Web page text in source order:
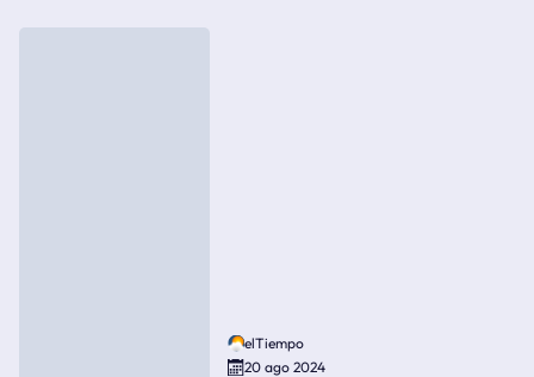
elTiempo
20 ago 2024